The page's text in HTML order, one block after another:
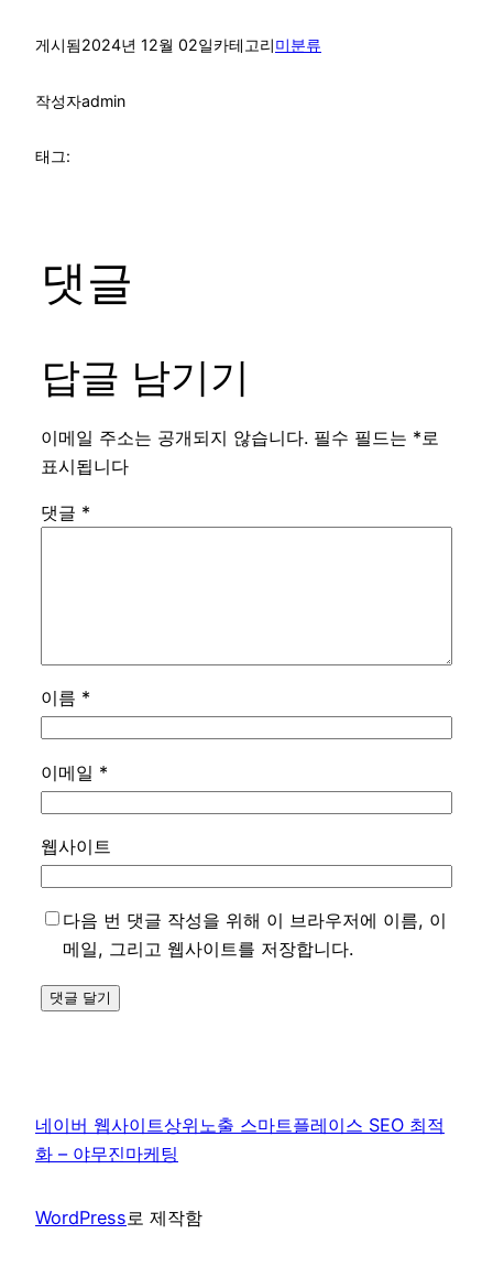
게시됨2024년 12월 02일카테고리미분류
작성자admin
태그:
댓글
답글 남기기
이메일 주소는 공개되지 않습니다. 필수 필드는 *로
표시됩니다
댓글 *
이름 *
이메일 *
웹사이트
다음 번 댓글 작성을 위해 이 브라우저에 이름, 이
메일, 그리고 웹사이트를 저장합니다.
네이버 웹사이트상위노출 스마트플레이스 SEO 최적
화 – 야무진마케팅
WordPress로 제작함